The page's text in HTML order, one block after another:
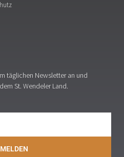
täglichen Newsletter an und
St. Wendeler Land.